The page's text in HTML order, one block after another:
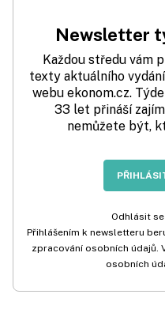
Newsletter
Každou středu vám
texty aktuálního
webu ekonom.cz.
33 let přináší
nemůžete být,
Odhlásit
Přihlášením k newsletteru
zpracování osobních údajů.
osobních